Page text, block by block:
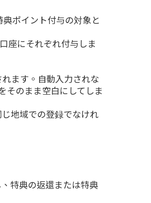
ポイント付与の対象と
座にそれぞれ付与しま
ます。自動入力されな
そのまま空白にしてしま
地域での登録でなけれ
特典の返還または特典